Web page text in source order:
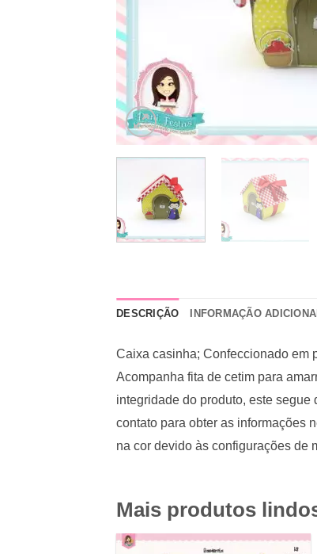
DESCRIÇÃO INFORMAÇÃO
Caixa casinha; Confeccionado em
Acompanha fita de cetim para
integridade do produto, este
contato para obter as informações
na cor devido às configurações de
Mais produtos